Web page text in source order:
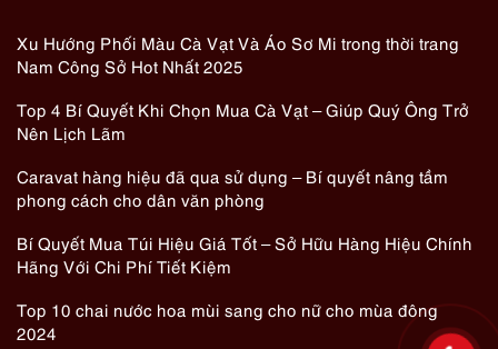
Xu Hướng Phối Màu Cà Vạt Và Áo Sơ Mi trong thời trang
Nam Công Sở Hot Nhất 2025
Top 4 Bí Quyết Khi Chọn Mua Cà Vạt – Giúp Quý Ông Trở
Nên Lịch Lãm
Caravat hàng hiệu đã qua sử dụng – Bí quyết nâng tầm
phong cách cho dân văn phòng
Bí Quyết Mua Túi Hiệu Giá Tốt – Sở Hữu Hàng Hiệu Chính
Hãng Với Chi Phí Tiết Kiệm
Top 10 chai nước hoa mùi sang cho nữ cho mùa đông
2024